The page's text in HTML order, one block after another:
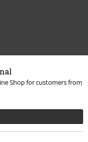
Shop for customers from
15%
korting